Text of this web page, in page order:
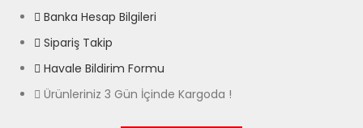
Banka Hesap Bilgileri
Sipariş Takip
Havale Bildirim Formu
Ürünleriniz 3 Gün İçinde Kargoda !